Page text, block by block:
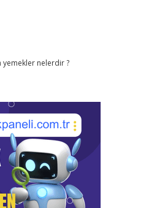
yemekler nelerdir ?